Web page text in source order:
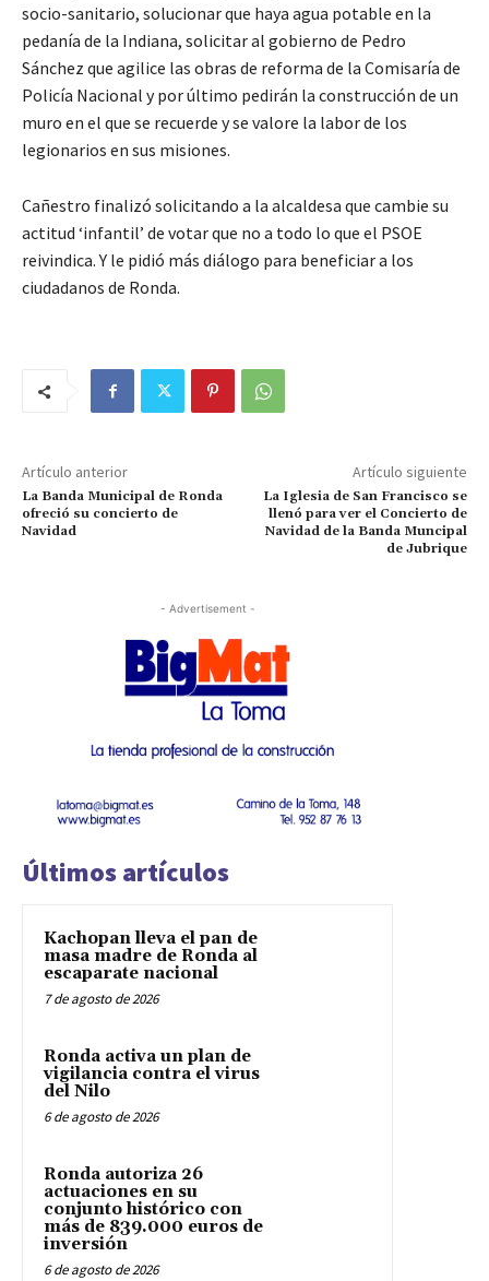
socio-sanitario, solucionar que haya agua potable en la
pedanía de la Indiana, solicitar al gobierno de Pedro
Sánchez que agilice las obras de reforma de la Comisaría de
Policía Nacional y por último pedirán la construcción de un
muro en el que se recuerde y se valore la labor de los
legionarios en sus misiones.
Cañestro finalizó solicitando a la alcaldesa que cambie su
actitud ‘infantil’ de votar que no a todo lo que el PSOE
reivindica. Y le pidió más diálogo para beneficiar a los
ciudadanos de Ronda.
Artículo anterior
La Banda Municipal de Ronda
ofreció su concierto de
Navidad
Artículo siguiente
La Iglesia de San Francisco se
llenó para ver el Concierto de
Navidad de la Banda Muncipal
de Jubrique
- Advertisement -
Últimos artículos
Kachopan lleva el pan de
masa madre de Ronda al
escaparate nacional
7 de agosto de 2026
Ronda activa un plan de
vigilancia contra el virus
del Nilo
6 de agosto de 2026
Ronda autoriza 26
actuaciones en su
conjunto histórico con
más de 839.000 euros de
inversión
6 de agosto de 2026